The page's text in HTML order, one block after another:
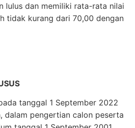
lulus dan memiliki rata-rata nilai
tidak kurang dari 70,00 dengan
tanggal 1 September 2022
dalam pengertian calon peserta